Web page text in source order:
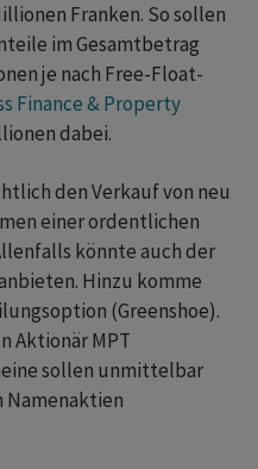
Franken. So sollen
im Gesamtbetrag
je nach Free-Float-
Finance & Property
dabei.
den Verkauf von neu
einer ordentlichen
könnte auch der
Hinzu komme
(Greenshoe).
Aktionär MPT
sollen unmittelbar
Namenaktien